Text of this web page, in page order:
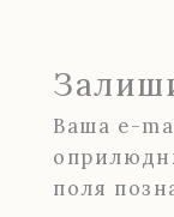
Ваша e-
поля